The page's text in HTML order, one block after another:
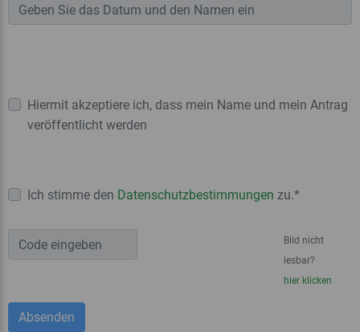
Hiermit akzeptiere ich, dass mein Name und mein Antrag
veröffentlicht werden
Ich stimme den Datenschutzbestimmungen zu.*
Bild nicht
lesbar?
hier klicken